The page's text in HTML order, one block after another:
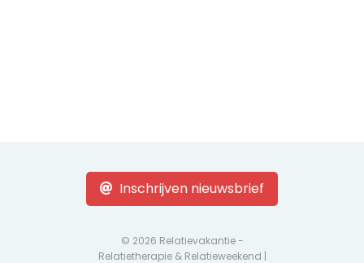
Inschrijven nieuwsbrief
© 2026 Relatievakantie -
Relatietherapie & Relatieweekend |